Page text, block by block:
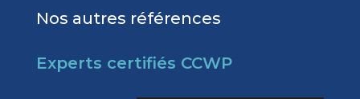
Nos autres références
Experts certifiés CCWP